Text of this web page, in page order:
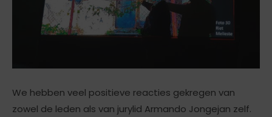
We hebben veel positieve reacties gekregen van
zowel de leden als van jurylid Armando Jongejan zelf.